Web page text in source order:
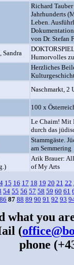
Richard
Jahrhunderts
Leben.
von Dr. Stefan
Sandra
Humorvolles
Herzliches
Naschmarkt, 2
100 x
Le Chaim! Mit
durch das
Stammgäste.
am Semmering
Arik Brauer:
of My Arts
15 16 17 18 19 20 21 22
54 55 56 57 58 59 60 61
86 87 88 89 90 91 92 93
what you
(
phone